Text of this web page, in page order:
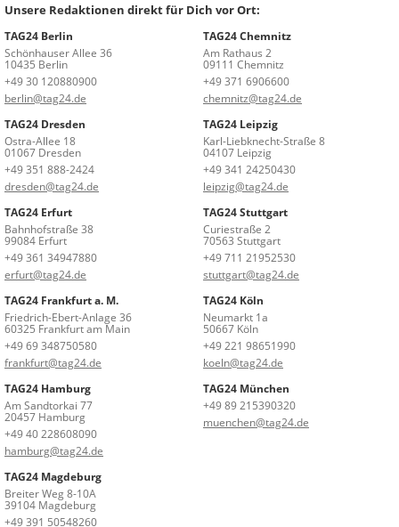
Unsere Redaktionen direkt für Dich vor Ort:
TAG24 Berlin
Schönhauser Allee 36
10435 Berlin
+49 30 120880900
berlin@tag24.de
TAG24 Chemnitz
Am Rathaus 2
09111 Chemnitz
+49 371 6906600
chemnitz@tag24.de
TAG24 Dresden
Ostra-Allee 18
01067 Dresden
+49 351 888-2424
dresden@tag24.de
TAG24 Leipzig
Karl-Liebknecht-Straße 8
04107 Leipzig
+49 341 24250430
leipzig@tag24.de
TAG24 Erfurt
Bahnhofstraße 38
99084 Erfurt
+49 361 34947880
erfurt@tag24.de
TAG24 Stuttgart
Curiestraße 2
70563 Stuttgart
+49 711 21952530
stuttgart@tag24.de
TAG24 Frankfurt a. M.
Friedrich-Ebert-Anlage 36
60325 Frankfurt am Main
+49 69 348750580
frankfurt@tag24.de
TAG24 Köln
Neumarkt 1a
50667 Köln
+49 221 98651990
koeln@tag24.de
TAG24 Hamburg
Am Sandtorkai 77
20457 Hamburg
+49 40 228608090
hamburg@tag24.de
TAG24 München
+49 89 215390320
muenchen@tag24.de
TAG24 Magdeburg
Breiter Weg 8-10A
39104 Magdeburg
+49 391 50548260